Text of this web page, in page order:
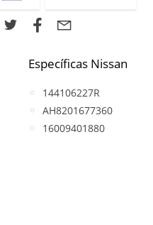
Específicas Nissan
144106227R
AH8201677360
16009401880